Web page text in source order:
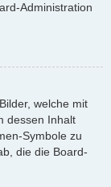
Administration
welche mit
dessen Inhalt
Symbole zu
die die Board-